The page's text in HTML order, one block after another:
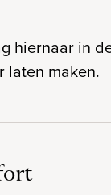
hiernaar in
laten maken.